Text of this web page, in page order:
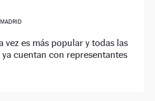
vez es más popular y todas las
cuentan con representantes